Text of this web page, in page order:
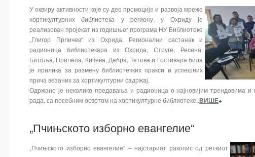
У оквиру активности које су део промоције и развоја мреже
хортикултурних библиотека у региону, у Охриду је
реализован пројекат из годишњег програма НУ Библиотеке
„Глигор Прличев“ из Охрида. Регионални састанак и
радионица библиотекара из Охрида, Струге, Ресена,
Битоља, Прилепа, Кичева, Дебра, Тетова и Гостивара била
је прилика за размену библиотечких пракси и успешних
прича везаних за хортикултурни садржај.
Одржано је неколико предавања и радионица о најновијим трендовима и
рада, са посебним освртом на хортикултурне библиотеке..ВИШЕ+
„Пчињското изборно евангелие“
„Пчињското изборно евангелие“ – најстариот ракопис од реткиот